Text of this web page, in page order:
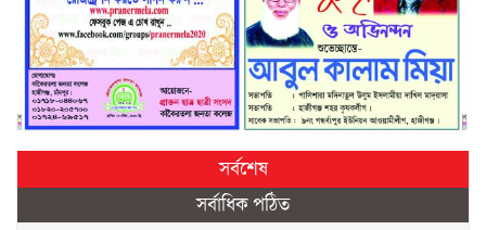
সর্বশেষ
সর্বাধিক পঠিত